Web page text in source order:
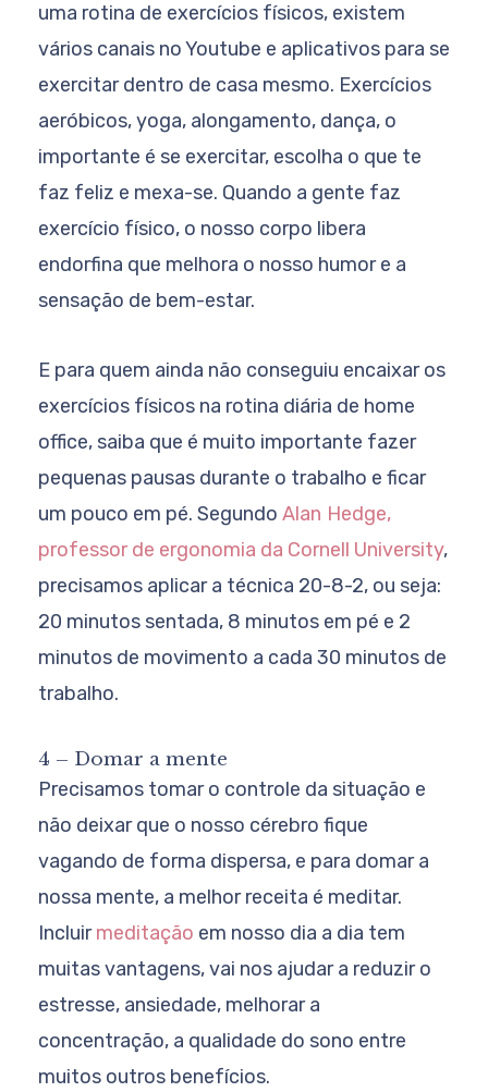
uma rotina de exercícios físicos, existem
vários canais no Youtube e aplicativos para se
exercitar dentro de casa mesmo. Exercícios
aeróbicos, yoga, alongamento, dança, o
importante é se exercitar, escolha o que te
faz feliz e mexa-se. Quando a gente faz
exercício físico, o nosso corpo libera
endorfina que melhora o nosso humor e a
sensação de bem-estar.
E para quem ainda não conseguiu encaixar os
exercícios físicos na rotina diária de home
office, saiba que é muito importante fazer
pequenas pausas durante o trabalho e ficar
um pouco em pé. Segundo Alan Hedge,
professor de ergonomia da Cornell University,
precisamos aplicar a técnica 20-8-2, ou seja:
20 minutos sentada, 8 minutos em pé e 2
minutos de movimento a cada 30 minutos de
trabalho.
4 – Domar a mente
Precisamos tomar o controle da situação e
não deixar que o nosso cérebro fique
vagando de forma dispersa, e para domar a
nossa mente, a melhor receita é meditar.
Incluirmeditação em nosso dia a dia tem
muitas vantagens, vai nos ajudar a reduzir o
estresse, ansiedade, melhorar a
concentração, a qualidade do sono entre
muitos outros benefícios.